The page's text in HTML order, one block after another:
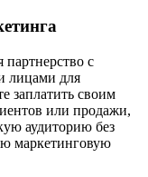
партнерство с
лицами для
заплатить своим
или продажи,
аудиторию без
маркетинговую